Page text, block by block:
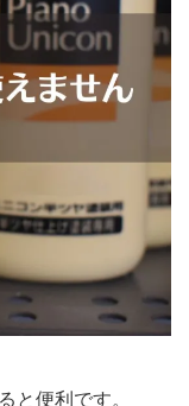
と便利です。